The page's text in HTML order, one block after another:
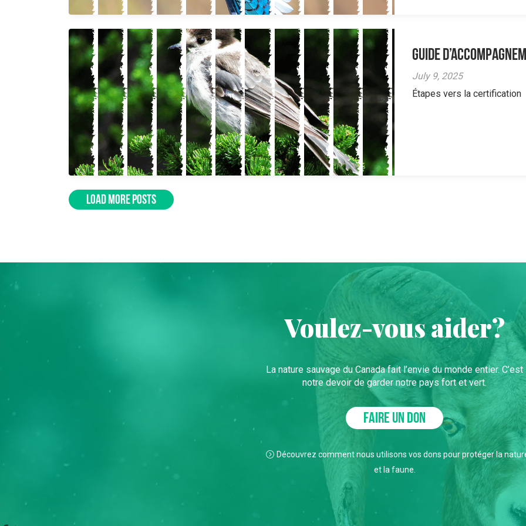
Guide
July 9, 2025
Étapes vers la certification
LOAD MORE POSTS
Voulez-vous aider?
La nature sauvage du Canada fait l’envie du monde entier. C’est
notre devoir de garder notre pays fort et vert.
FAIRE UN DON
Découvrez comment nous utilisons vos dons pour protéger la
et la faune.